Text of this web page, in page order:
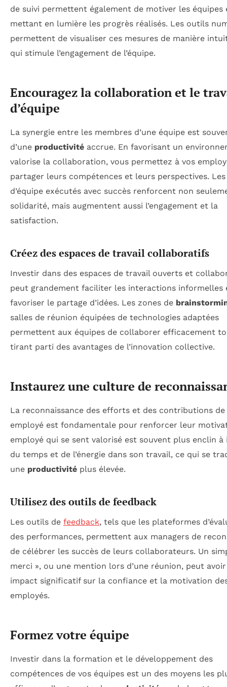
de suivi permettent également de motiver les équipes
mettant en lumière les progrès réalisés. Les outils
permettent de visualiser ces mesures de manière
qui stimule l’engagement de l’équipe.
Encouragez la collaboration et le
d’équipe
La synergie entre les membres d’une équipe est
d’une productivité accrue. En favorisant un
valorise la collaboration, vous permettez à vos
partager leurs compétences et leurs perspectives.
d’équipe exécutés avec succès renforcent non
solidarité, mais augmentent aussi l’engagement et la
satisfaction.
Créez des espaces de travail collaboratifs
Investir dans des espaces de travail ouverts et
peut grandement faciliter les interactions informelles
favoriser le partage d’idées. Les zones de
salles de réunion équipées de technologies adaptées
permettent aux équipes de collaborer efficacement
tirant parti des avantages de l’innovation collective.
Instaurez une culture de
La reconnaissance des efforts et des contributions de
employé est fondamentale pour renforcer leur
employé qui se sent valorisé est souvent plus enclin à
du temps et de l’énergie dans son travail, ce qui se
une productivité plus élevée.
Utilisez des outils de feedback
Les outils de feedback, tels que les plateformes
des performances, permettent aux managers de
de célébrer les succès de leurs collaborateurs. Un
merci », ou une mention lors d’une réunion, peut
impact significatif sur la confiance et la motivation
employés.
Formez votre équipe
Investir dans la formation et le développement des
compétences de vos équipes est un des moyens les